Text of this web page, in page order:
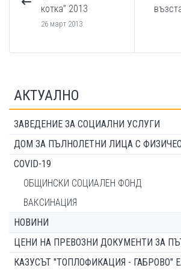
котка” 2013
26 март 2013
АКТУАЛНО
ЗАВЕДЕНИЕ ЗА СОЦИАЛНИ УСЛУГИ
ДОМ ЗА ПЪЛНОЛЕТНИ ЛИЦА С
COVID-19
ОБЩИНСКИ СОЦИАЛЕН ФОНД
ВАКСИНАЦИЯ
НОВИНИ
ЦЕНИ НА ПРЕВОЗНИ ДОКУМЕНТИ ЗА
КАЗУСЪТ "ТОПЛОФИКАЦИЯ - ГАБРОВО"